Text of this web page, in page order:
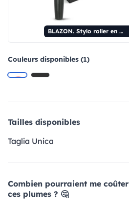
BLAZON. Stylo roller en métal
Couleurs disponibles (1)
Tailles disponibles
Taglia Unica
Combien pourraient me coûter
ces plumes ? 🤔